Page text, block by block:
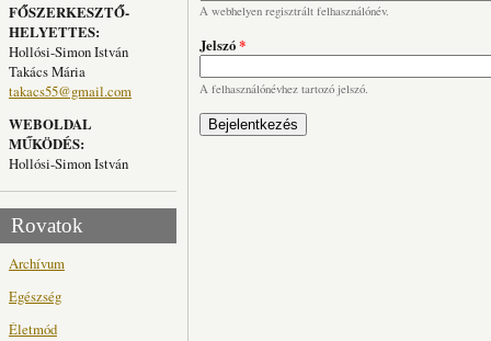
FŐSZERKESZTŐ-
HELYETTES:
Hollósi-Simon István
Takács Mária
takacs55@gmail.com
WEBOLDAL
MŰKÖDÉS:
Hollósi-Simon István
Rovatok
Archívum
Egészség
Életmód
A webhelyen regisztrált felhasználónév.
Jelszó*
A felhasználónévhez tartozó jelszó.